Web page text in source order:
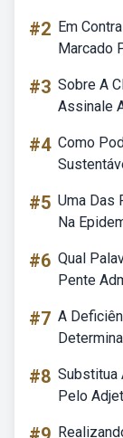
#2 Em
Marcado
#3 Sobre A
Assinale
#4 Como
#5 Uma Das
Na
#6 Qual
Pente
#7 A
#8 Substitua
Pelo